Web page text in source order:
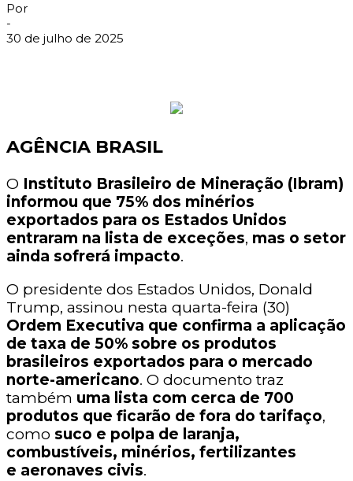
Por
-
30 de julho de 2025
AGÊNCIA BRASIL
O Instituto Brasileiro de Mineração (Ibram)
informou que 75% dos minérios
exportados para os Estados Unidos
entraram na lista de exceções, mas o setor
ainda sofrerá impacto.
O presidente dos Estados Unidos, Donald
Trump, assinou nesta quarta-feira (30)
Ordem Executiva que confirma a aplicação
de taxa de 50% sobre os produtos
brasileiros exportados para o mercado
norte-americano. O documento traz
também uma lista com cerca de 700
produtos que ficarão de fora do tarifaço,
como suco e polpa de laranja,
combustíveis, minérios, fertilizantes
e aeronaves civis.